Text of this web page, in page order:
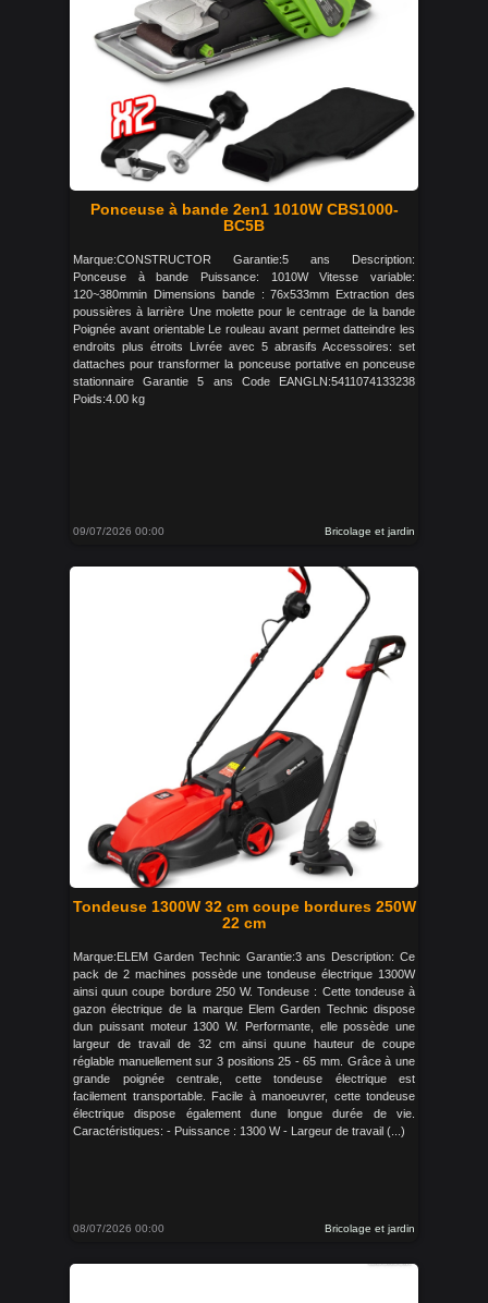
Ponceuse à bande 2en1 1010W CBS1000-
BC5B
Marque:CONSTRUCTOR Garantie:5 ans Description:
Ponceuse à bande Puissance: 1010W Vitesse variable:
120~380mmin Dimensions bande : 76x533mm Extraction des
poussières à larrière Une molette pour le centrage de la bande
Poignée avant orientable Le rouleau avant permet datteindre les
endroits plus étroits Livrée avec 5 abrasifs Accessoires: set
dattaches pour transformer la ponceuse portative en ponceuse
stationnaire Garantie 5 ans Code EANGLN:5411074133238
Poids:4.00 kg
09/07/2026 00:00 Bricolage et jardin
Tondeuse 1300W 32 cm coupe bordures 250W
22 cm
Marque:ELEM Garden Technic Garantie:3 ans Description: Ce
pack de 2 machines possède une tondeuse électrique 1300W
ainsi quun coupe bordure 250 W. Tondeuse : Cette tondeuse à
gazon électrique de la marque Elem Garden Technic dispose
dun puissant moteur 1300 W. Performante, elle possède une
largeur de travail de 32 cm ainsi quune hauteur de coupe
réglable manuellement sur 3 positions 25 - 65 mm. Grâce à une
grande poignée centrale, cette tondeuse électrique est
facilement transportable. Facile à manoeuvrer, cette tondeuse
électrique dispose également dune longue durée de vie.
Caractéristiques: - Puissance : 1300 W - Largeur de travail (...)
08/07/2026 00:00 Bricolage et jardin